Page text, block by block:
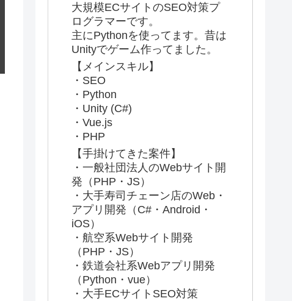
大規模ECサイトのSEO対策プ
ログラマーです。
主にPythonを使ってます。昔は
Unityでゲーム作ってました。
【メインスキル】
・SEO
・Python
・Unity (C#)
・Vue.js
・PHP
【手掛けてきた案件】
・一般社団法人のWebサイト開
発（PHP・JS）
・大手寿司チェーン店のWeb・
アプリ開発（C#・Android・
iOS）
・航空系Webサイト開発
（PHP・JS）
・鉄道会社系Webアプリ開発
（Python・vue）
・大手ECサイトSEO対策